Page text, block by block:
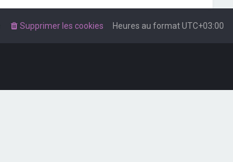
Heures au formatUTC+03:00
Supprimer les cookies